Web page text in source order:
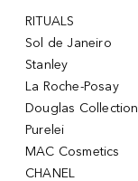
RITUALS
Sol de Janeiro
Stanley
La Roche-Posay
Douglas Collection
Purelei
MAC Cosmetics
CHANEL